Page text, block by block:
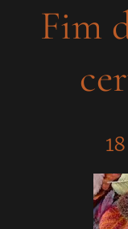
Fim